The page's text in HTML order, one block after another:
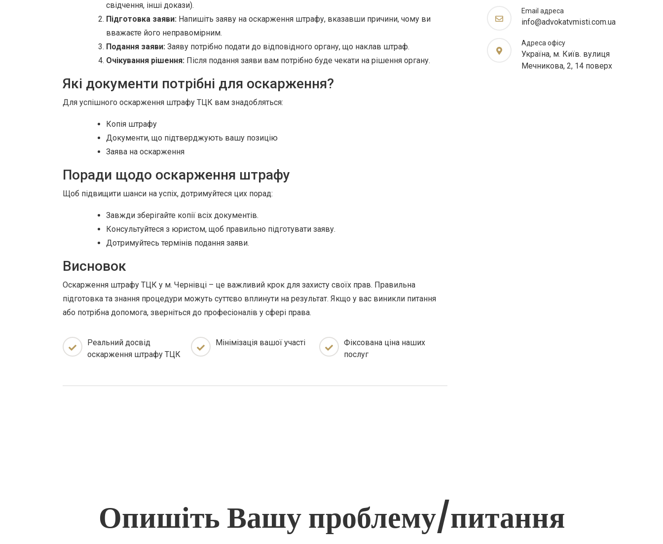
свідчення, інші докази).
Підготовка заяви: Напишіть заяву на оскарження штрафу, вказавши причини, чому ви
вважаєте його неправомірним.
Подання заяви: Заяву потрібно подати до відповідного органу, що наклав штраф.
Очікування рішення: Після подання заяви вам потрібно буде чекати на рішення органу.
Які документи потрібні для оскарження?
Для успішного оскарження штрафу ТЦК вам знадобляться:
Копія штрафу
Документи, що підтверджують вашу позицію
Заява на оскарження
Поради щодо оскарження штрафу
Щоб підвищити шанси на успіх, дотримуйтеся цих порад:
Завжди зберігайте копії всіх документів.
Консультуйтеся з юристом, щоб правильно підготувати заяву.
Дотримуйтесь термінів подання заяви.
Висновок
Оскарження штрафу ТЦК у м. Чернівці – це важливий крок для захисту своїх прав. Правильна
підготовка та знання процедури можуть суттєво вплинути на результат. Якщо у вас виникли питання
або потрібна допомога, зверніться до професіоналів у сфері права.
Реальний досвід
оскарження штрафу ТЦК
Мінімізація вашої участі
Фіксована ціна наших
послуг
Email адреса
info@advokatvmisti.com.ua
Адреса офісу
Україна, м. Київ. вулиця
Мечникова, 2, 14 поверх
Опишіть Вашу проблему/питання